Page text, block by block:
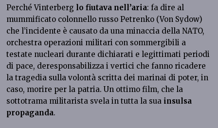
Perché Vinterberg lo fiutava nell’aria: fa dire al
mummificato colonnello russo Petrenko (Von Sydow)
che l’incidente è causato da una minaccia della NATO,
orchestra operazioni militari con sommergibili a
testate nucleari durante dichiarati e legittimati periodi
di pace, deresponsabilizza i vertici che fanno ricadere
la tragedia sulla volontà scritta dei marinai di poter, in
caso, morire per la patria. Un ottimo film, che la
sottotrama militarista svela in tutta la sua insulsa
propaganda.